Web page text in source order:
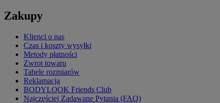
Zakupy
Klienci o nas
Czas i koszty wysyłki
Metody płatności
Zwrot towaru
Tabele rozmiarów
Reklamacja
BODYLOOK Friends Club
Najczęściej Zadawane Pytania (FAQ)